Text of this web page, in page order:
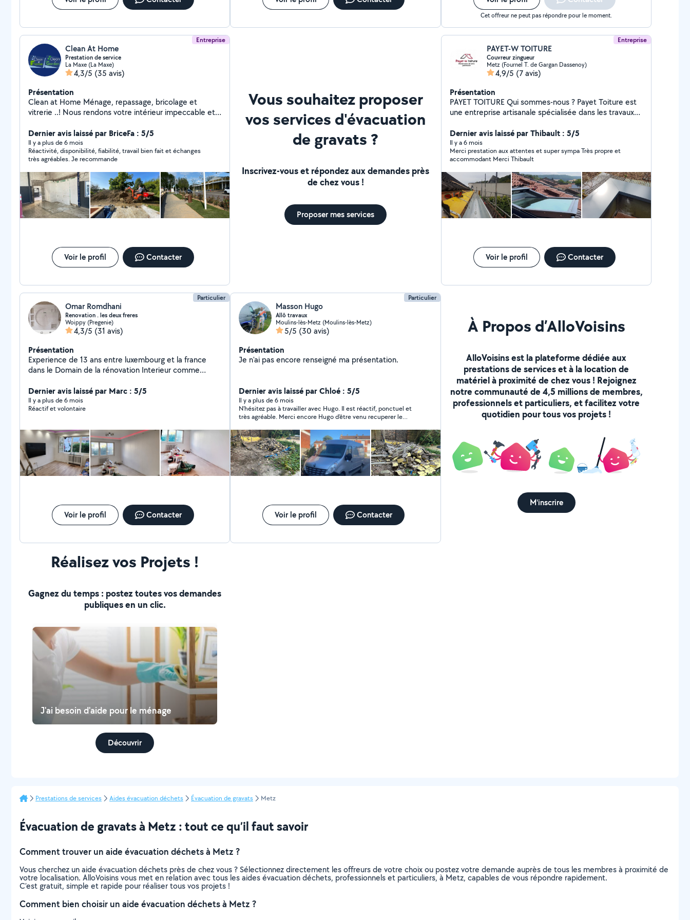
Cet offreur ne peut pas répondre pour le moment.
Entreprise
Clean At Home
Prestation de service
La Maxe (La Maxe)
4,3/5 (35 avis)
Présentation
Clean at Home Ménage, repassage, bricolage et
vitrerie ..! Nous rendons votre intérieur impeccable et
d'espaces verts pour un extérieur soigné et accueillant.
Uniquement des services de qualité. Un simple appel
téléphonique et on prend tout en charge, facile et
accessible pour tous!
Dernier avis laissé par BriceFa : 5/5
Il y a plus de 6 mois
Réactivité, disponibilité, fiabilité, travail bien fait et échanges
très agréables. Je recommande
Voir le profil Contacter
Vous souhaitez proposer
vos services d'évacuation
de gravats ?
Inscrivez-vous et répondez aux demandes près
de chez vous !
Proposer mes services
Entreprise
PAYET-W TOITURE
Couvreur zingueur
Metz (Fournel T. de Gargan Dassenoy)
4,9/5 (7 avis)
Présentation
PAYET TOITURE Qui sommes-nous ? Payet Toiture est
une entreprise artisanale spécialisée dans les travaux
20 ans d'expérience, elle met son savoir-faire au
service des particuliers et des professionnels en
Moselle (57). Nos domaines de compétences
Couverture complète : tuiles, ardoises, bac acier, zinc
Rénovation & réparation : fuites, remplacements de
tuiles, reprises d'étanchéité Isolation thermique
(toiture et combles) Pose de fenêtres de toit (Velux)
Zinguerie : gouttières, chéneaux, rives Nettoyage &
démoussage de toiture Petite charpente Nos
Intervention rapide en cas d'urgence
Dernier avis laissé par Thibault : 5/5
Il y a 6 mois
Merci prestation aux attentes et super sympa Très propre et
accommodant Merci Thibault
Voir le profil Contacter
Particulier
Omar Romdhani
Renovation . les deux freres
Woippy (Pregenie)
4,3/5 (31 avis)
Présentation
Experience de 13 ans entre luxembourg et la france
dans le Domain de la rénovation Interieur comme
carrelage .maconnerie placo platre Endrit peinture salle
de bain nous mettons en oeuvre notre pation et notre
experience pour realiser les reves de nos clients .
Dernier avis laissé par Marc : 5/5
Il y a plus de 6 mois
Réactif et volontaire
Voir le profil Contacter
Particulier
Masson Hugo
Allô travaux
Moulins-lès-Metz (Moulins-lès-Metz)
5/5 (30 avis)
Présentation
Je n'ai pas encore renseigné ma présentation.
Dernier avis laissé par Chloé : 5/5
Il y a plus de 6 mois
N’hésitez pas à travailler avec Hugo. Il est réactif, ponctuel et
très agréable. Merci encore Hugo d’être venu recuperer le
Voir le profil Contacter
À Propos d’AlloVoisins
AlloVoisins est la plateforme dédiée aux
prestations de services et à la location de
matériel à proximité de chez vous ! Rejoignez
notre communauté de 4,5 millions de membres,
professionnels et particuliers, et facilitez votre
quotidien pour tous vos projets !
M'inscrire
Réalisez vos Projets !
Gagnez du temps : postez toutes vos demandes
publiques en un clic.
J'ai besoin d'aide pour le ménage
Découvrir
Prestations de services Aides évacuation déchets Évacuation de gravats Metz
Évacuation de gravats à Metz : tout ce qu’il faut savoir
Comment trouver un aide évacuation déchets à Metz ?
Vous cherchez un aide évacuation déchets près de chez vous ? Sélectionnez directement les offreurs de votre choix ou postez votre demande auprès de tous les membres à proximité de
votre localisation. AlloVoisins vous met en relation avec tous les aides évacuation déchets, professionnels et particuliers, à Metz, capables de vous répondre rapidement.
C’est gratuit, simple et rapide pour réaliser tous vos projets !
Comment bien choisir un aide évacuation déchets à Metz ?